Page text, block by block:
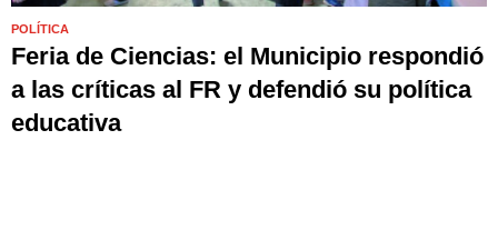
POLÍTICA
Feria de Ciencias: el Municipio respondió
a las críticas al FR y defendió su política
educativa